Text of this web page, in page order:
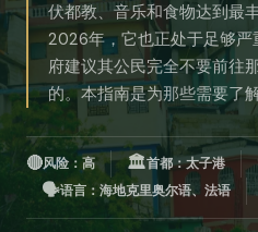
伏都教、音乐和食物达到最
2026年，它也正处于足够
府建议其公民完全不要前往
的。本指南是为那些需要了
🔴风险：高 🏛️首都：太子港
🗣️语言：海地克里奥尔语、法语